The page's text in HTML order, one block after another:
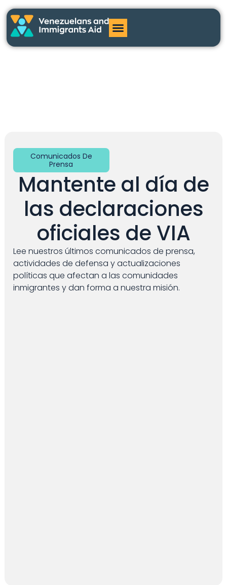
Comunicados De
Prensa
Mantente al día de
las declaraciones
oficiales de VIA
Lee nuestros últimos comunicados de prensa,
actividades de defensa y actualizaciones
políticas que afectan a las comunidades
inmigrantes y dan forma a nuestra misión.